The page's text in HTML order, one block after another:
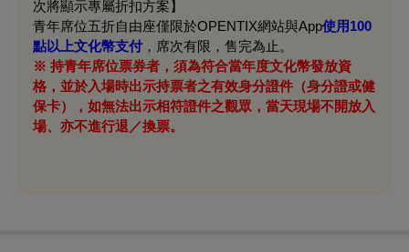
次將顯示專屬折扣方案】
青年席位五折自由座僅限於OPENTIX網站與App使用100
點以上文化幣支付 ，席次有限，售完為止。
※ 持青年席位票券者，須為符合當年度文化幣發放資
格，並於入場時出示持票者之有效身分證件（身分證或健
保卡），如無法出示相符證件之觀眾，當天現場不開放入
場、亦不進行退／換票。